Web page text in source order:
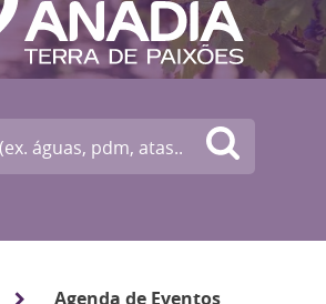
Agenda de Eventos